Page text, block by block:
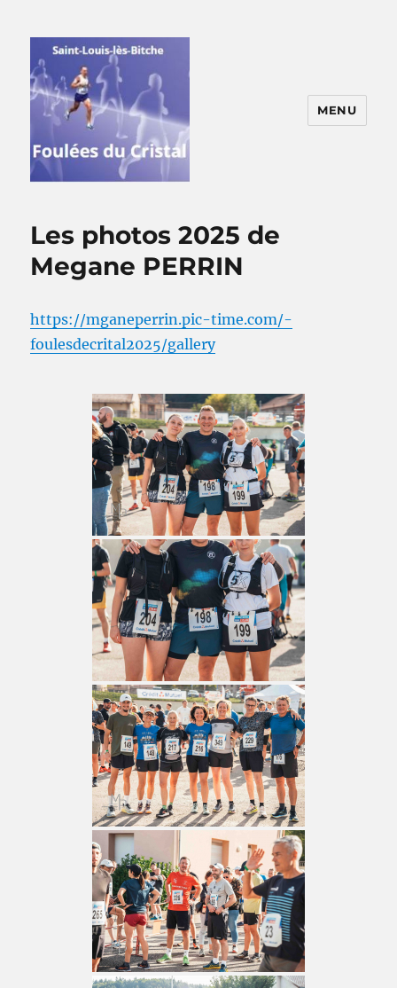
MENU
Les photos 2025 de
Megane PERRIN
https://mganeperrin.pic-time.com/-
foulesdecrital2025/gallery